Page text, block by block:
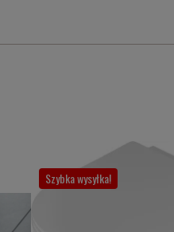
Szybka wysyłka!